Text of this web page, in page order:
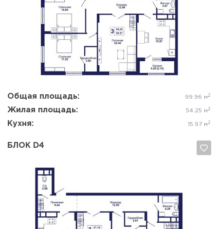
Общая площадь: 99.96 м 2
Жилая площадь: 54.25 м 2
Кухня: 15.97 м 2
Да, удалить Отмена
БЛОК D4